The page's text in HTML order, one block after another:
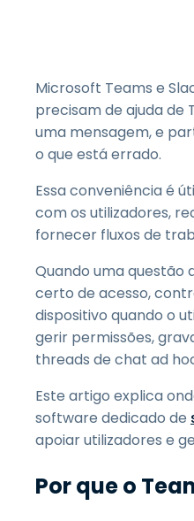
Microsoft Teams e
precisam de ajuda de
uma mensagem, e
o que está errado.
Essa conveniência é
com os utilizadores,
fornecer fluxos de
Quando uma questão
certo de acesso,
dispositivo quando o
gerir permissões,
threads de chat ad
Este artigo explica
software dedicado de
apoiar utilizadores e
Por que o